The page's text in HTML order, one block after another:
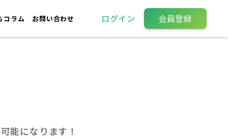
コラム お問い合わせ ログイン 会員登録
能になります！